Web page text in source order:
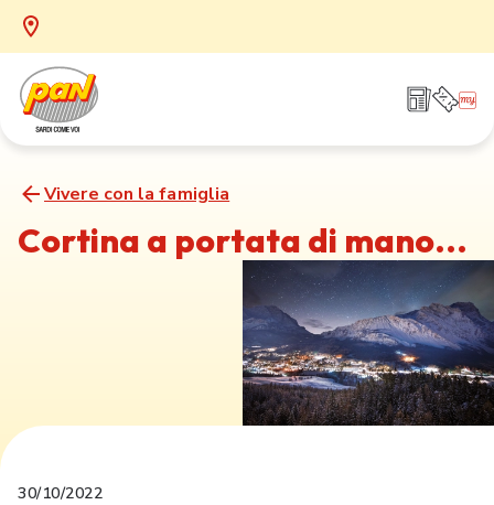
Vivere con la famiglia
Cortina a portata di mano...
30/10/2022